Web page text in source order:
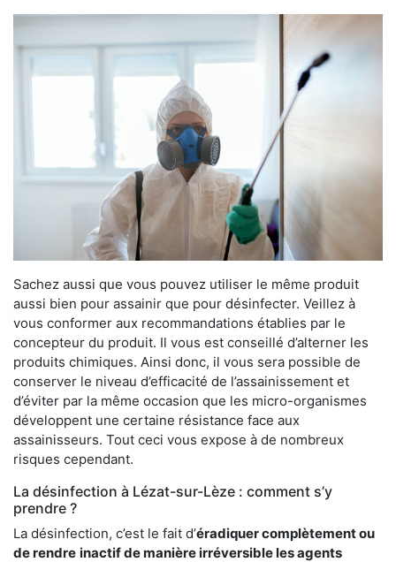
Sachez aussi que vous pouvez utiliser le même produit
aussi bien pour assainir que pour désinfecter. Veillez à
vous conformer aux recommandations établies par le
concepteur du produit. Il vous est conseillé d’alterner les
produits chimiques. Ainsi donc, il vous sera possible de
conserver le niveau d’efficacité de l’assainissement et
d’éviter par la même occasion que les micro-organismes
développent une certaine résistance face aux
assainisseurs. Tout ceci vous expose à de nombreux
risques cependant.
La désinfection à Lézat-sur-Lèze : comment s’y
prendre ?
La désinfection, c’est le fait d’éradiquer complètement ou
de rendre inactif de manière irréversible les agents